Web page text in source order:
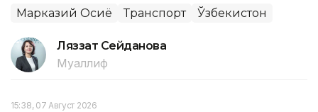
Марказий Осиё Транспорт Ўзбекистон
Ляззат Сейданова
Муаллиф
15:38, 07 Август 2026